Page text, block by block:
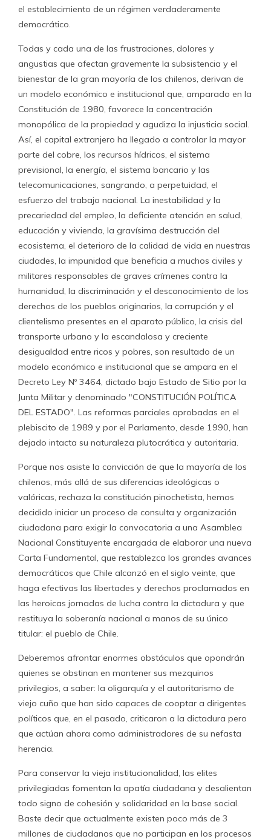
el establecimiento de un régimen verdaderamente
democrático.
Todas y cada una de las frustraciones, dolores y
angustias que afectan gravemente la subsistencia y el
bienestar de la gran mayoría de los chilenos, derivan de
un modelo económico e institucional que, amparado en la
Constitución de 1980, favorece la concentración
monopólica de la propiedad y agudiza la injusticia social.
Así, el capital extranjero ha llegado a controlar la mayor
parte del cobre, los recursos hídricos, el sistema
previsional, la energía, el sistema bancario y las
telecomunicaciones, sangrando, a perpetuidad, el
esfuerzo del trabajo nacional. La inestabilidad y la
precariedad del empleo, la deficiente atención en salud,
educación y vivienda, la gravísima destrucción del
ecosistema, el deterioro de la calidad de vida en nuestras
ciudades, la impunidad que beneficia a muchos civiles y
militares responsables de graves crímenes contra la
humanidad, la discriminación y el desconocimiento de los
derechos de los pueblos originarios, la corrupción y el
clientelismo presentes en el aparato público, la crisis del
transporte urbano y la escandalosa y creciente
desigualdad entre ricos y pobres, son resultado de un
modelo económico e institucional que se ampara en el
Decreto Ley Nº 3464, dictado bajo Estado de Sitio por la
Junta Militar y denominado "CONSTITUCIÓN POLÍTICA
DEL ESTADO". Las reformas parciales aprobadas en el
plebiscito de 1989 y por el Parlamento, desde 1990, han
dejado intacta su naturaleza plutocrática y autoritaria.
Porque nos asiste la convicción de que la mayoría de los
chilenos, más allá de sus diferencias ideológicas o
valóricas, rechaza la constitución pinochetista, hemos
decidido iniciar un proceso de consulta y organización
ciudadana para exigir la convocatoria a una Asamblea
Nacional Constituyente encargada de elaborar una nueva
Carta Fundamental, que restablezca los grandes avances
democráticos que Chile alcanzó en el siglo veinte, que
haga efectivas las libertades y derechos proclamados en
las heroicas jornadas de lucha contra la dictadura y que
restituya la soberanía nacional a manos de su único
titular: el pueblo de Chile.
Deberemos afrontar enormes obstáculos que opondrán
quienes se obstinan en mantener sus mezquinos
privilegios, a saber: la oligarquía y el autoritarismo de
viejo cuño que han sido capaces de cooptar a dirigentes
políticos que, en el pasado, criticaron a la dictadura pero
que actúan ahora como administradores de su nefasta
herencia.
Para conservar la vieja institucionalidad, las elites
privilegiadas fomentan la apatía ciudadana y desalientan
todo signo de cohesión y solidaridad en la base social.
Baste decir que actualmente existen poco más de 3
millones de ciudadanos que no participan en los procesos